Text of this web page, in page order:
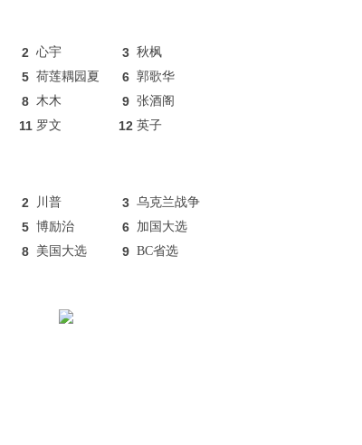
2 心宇 3 秋枫
5 荷莲耦园夏 6 郭歌华
8 木木 9 张酒阁
11 罗文 12 英子
2 川普 3 乌克兰战争
5 博励治 6 加国大选
8 美国大选 9 BC省选